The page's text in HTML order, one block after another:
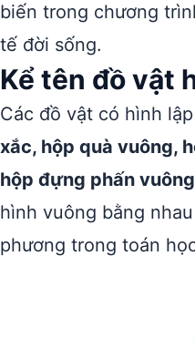
biến trong chương
tế đời sống.
Kể tên đồ vật
Các đồ vật có hình
xắc, hộp quà vuông,
hộp đựng phấn
hình vuông bằng
phương trong toán